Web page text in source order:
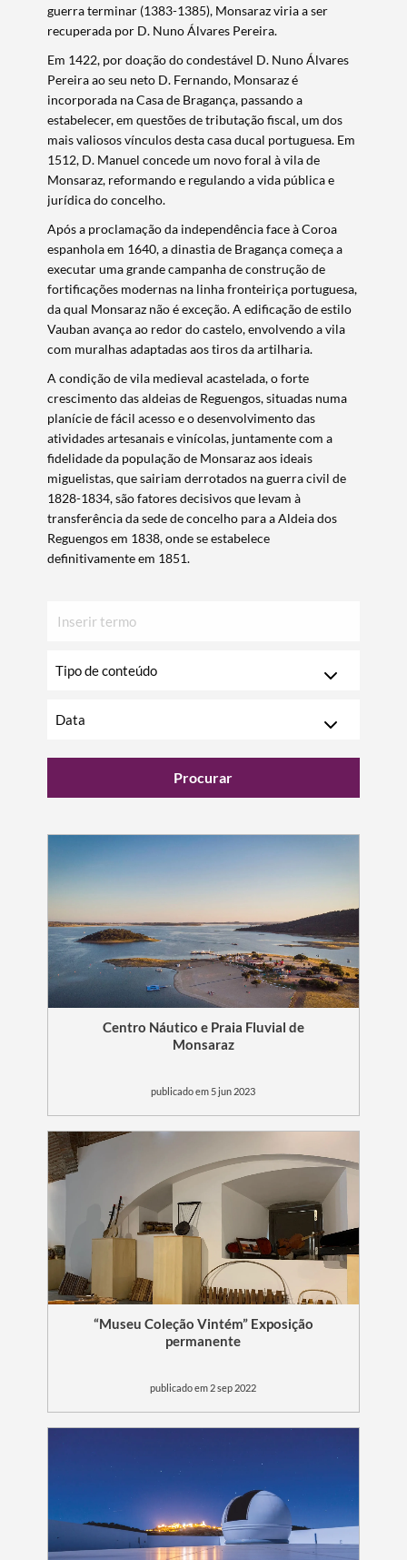
guerra terminar (1383-1385), Monsaraz viria a ser
recuperada por D. Nuno Álvares Pereira.
Em 1422, por doação do condestável D. Nuno Álvares
Pereira ao seu neto D. Fernando, Monsaraz é
incorporada na Casa de Bragança, passando a
estabelecer, em questões de tributação fiscal, um dos
mais valiosos vínculos desta casa ducal portuguesa. Em
1512, D. Manuel concede um novo foral à vila de
Monsaraz, reformando e regulando a vida pública e
jurídica do concelho.
Após a proclamação da independência face à Coroa
espanhola em 1640, a dinastia de Bragança começa a
executar uma grande campanha de construção de
fortificações modernas na linha fronteiriça portuguesa,
da qual Monsaraz não é exceção. A edificação de estilo
Vauban avança ao redor do castelo, envolvendo a vila
com muralhas adaptadas aos tiros da artilharia.
A condição de vila medieval acastelada, o forte
crescimento das aldeias de Reguengos, situadas numa
planície de fácil acesso e o desenvolvimento das
atividades artesanais e vinícolas, juntamente com a
fidelidade da população de Monsaraz aos ideais
miguelistas, que sairiam derrotados na guerra civil de
1828-1834, são fatores decisivos que levam à
transferência da sede de concelho para a Aldeia dos
Reguengos em 1838, onde se estabelece
definitivamente em 1851.​
pesquisar
mês
Procurar
Centro Náutico e Praia Fluvial de
Monsaraz
publicado em 5 jun 2023
“Museu Coleção Vintém” Exposição
permanente
publicado em 2 sep 2022